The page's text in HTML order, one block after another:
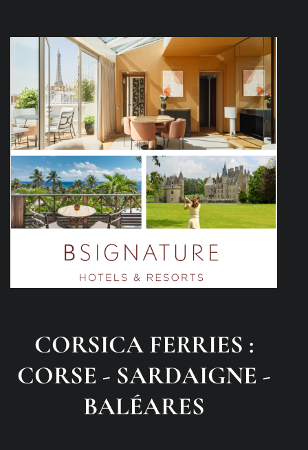
CORSICA FERRIES :
CORSE - SARDAIGNE -
BALÉARES